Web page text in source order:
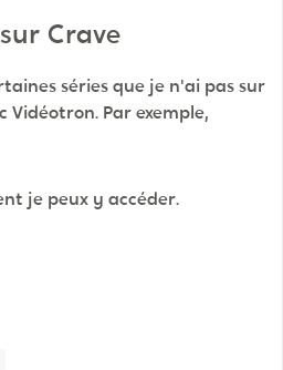
Crave
séries que je n'ai pas sur
Vidéotron. Par exemple,
je peux y accéder.